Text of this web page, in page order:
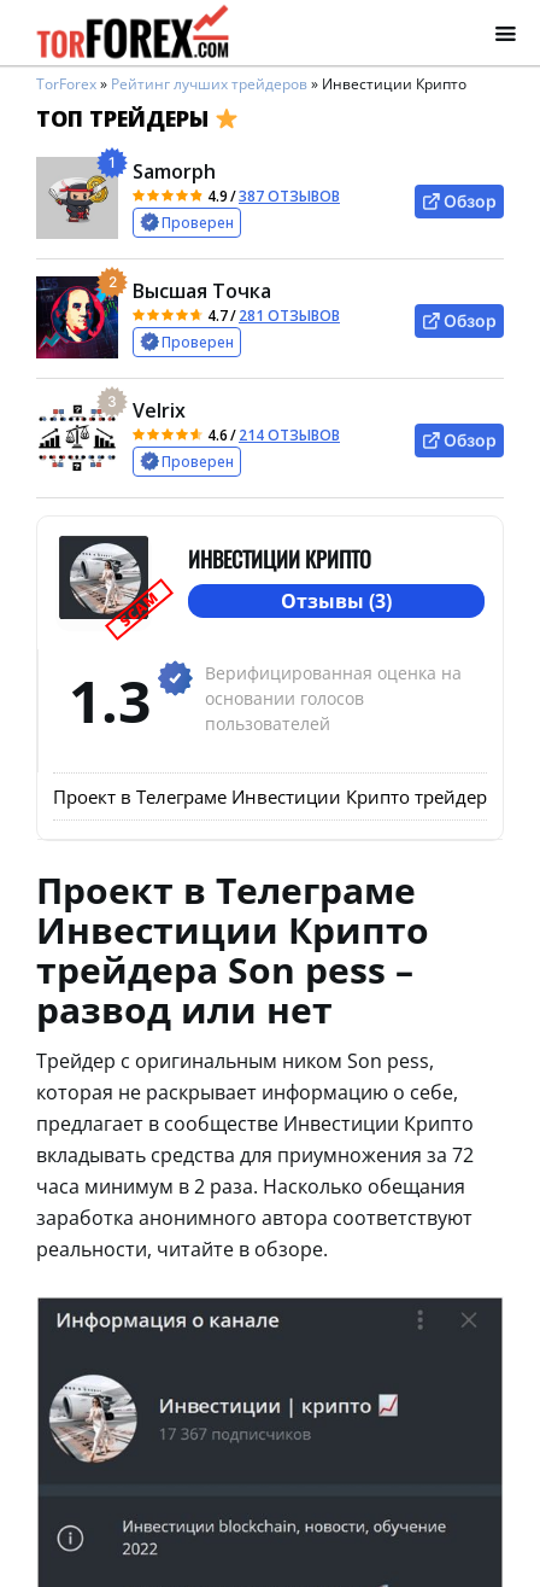
TorForex» Рейтинг лучших трейдеров» Инвестиции Крипто
ТОП ТРЕЙДЕРЫ
1 Samorph
4.9/387 ОТЗЫВОВ
Проверен
Обзор
2 Высшая Точка
4.7/281 ОТЗЫВОВ
Проверен
Обзор
3 Velrix
4.6/214 ОТЗЫВОВ
Проверен
Обзор
SCAM
ИНВЕСТИЦИИ КРИПТО
Отзывы (3)
1.3
Верифицированная оценка на
основании голосов
пользователей
Проект в Телеграме Инвестиции Крипто трейдера Son
Проект в Телеграме
Инвестиции Крипто
трейдера Son pess –
развод или нет
Трейдер с оригинальным ником Son pess,
которая не раскрывает информацию о себе,
предлагает в сообществе Инвестиции Крипто
вкладывать средства для приумножения за 72
часа минимум в 2 раза. Насколько обещания
заработка анонимного автора соответствуют
реальности, читайте в обзоре.